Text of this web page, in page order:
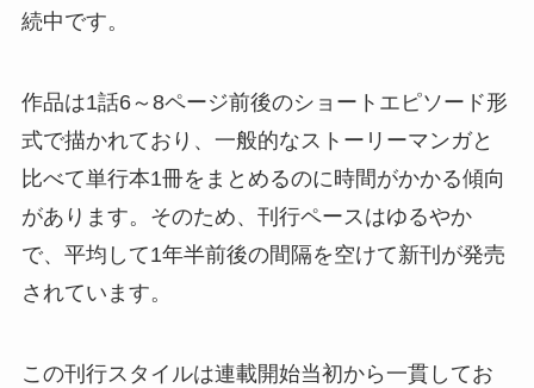
続中です。
作品は1話6～8ページ前後のショートエピソード形
式で描かれており、一般的なストーリーマンガと
比べて単行本1冊をまとめるのに時間がかかる傾向
があります。そのため、刊行ペースはゆるやか
で、平均して1年半前後の間隔を空けて新刊が発売
されています。
この刊行スタイルは連載開始当初から一貫してお